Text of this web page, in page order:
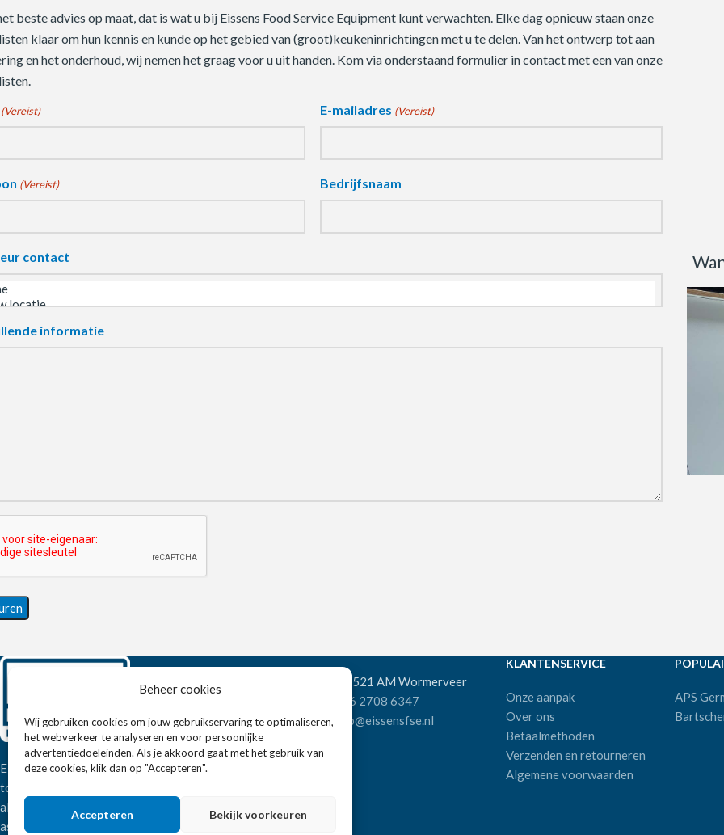
Beheer cookies
Wij gebruiken cookies om jouw gebruikservaring te optimaliseren,
het webverkeer te analyseren en voor persoonlijke
advertentiedoeleinden. Als je akkoord gaat met het gebruik van
deze cookies, klik dan op "Accepteren".
Accepteren Bekijk voorkeuren
beste advies op maat, dat is wat u bij Eissens Food Service Equipment kunt verwachten. Elke dag opnieuw staan onze
klaar om hun kennis en kunde op het gebied van (groot)keukeninrichtingen met u te delen. Van het ontwerp tot aan
en het onderhoud, wij nemen het graag voor u uit handen. Kom via onderstaand formulier in contact met een van onze
(Vereist) E-mailadres (Vereist)
(Vereist) Bedrijfsnaam
contact
informatie
Eissens FSE is een horeca
totaalleverancier. U vindt bij ons niet
alleen inspiratie maar ook een breed
assortiment horeca apparatuur.
Wandelweg 198, 1521 AM Wormerveer
+31 6 2708 6347
E-mail:verkoop@eissensfse.nl
KLANTENSERVICE
Onze aanpak
Over ons
Betaalmethoden
Verzenden en retourneren
Algemene voorwaarden
APS